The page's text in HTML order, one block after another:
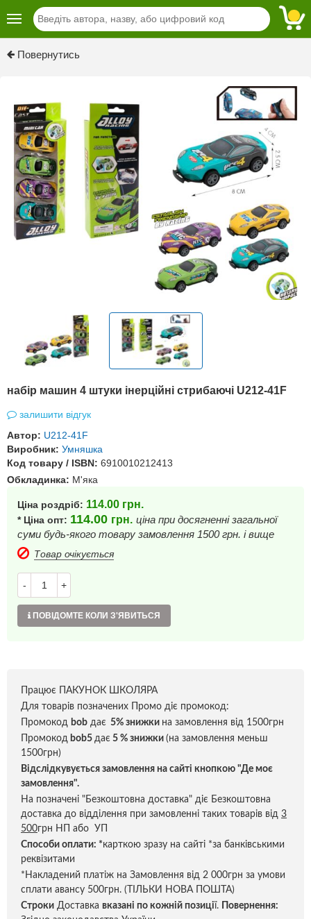
Повернутись
набір машин 4 штуки інерційні стрибаючі U212-41F
залишити відгук
Автор: U212-41F
Виробник: Умняшка
Код товару / ISBN: 6910010212413
Обкладинка: М'яка
Ціна роздріб: 114.00 грн.
* Ціна опт: 114.00 грн. ціна при досягненні загальної
суми будь-якого товару замовлення 1500 грн. і вище
Товар очікується
- +
ПОВІДОМТЕ КОЛИ З'ЯВИТЬСЯ
Працює ПАКУНОК ШКОЛЯРА
Для товарів позначених Промо діє промокод:
Промокод bob дає 5% знижки на замовлення від 1500грн
Промокод bob5 дає 5 % знижки (на замовлення меньш
1500грн)
Відслідкувується замовлення на сайті кнопкою "Де моє
замовлення".
На позначені "Безкоштовна доставка" діє Безкоштовна
доставка до відділення при замовленні таких товарів від 3
500грн НП або УП
Способи оплати: *карткою зразу на сайті *за банківськими
реквізитами
*Накладений платіж на Замовлення від 2 000грн за умови
сплати авансу 500грн. (ТІЛЬКИ НОВА ПОШТА)
Строки Доставка вказані по кожній позиції.
Повернення: